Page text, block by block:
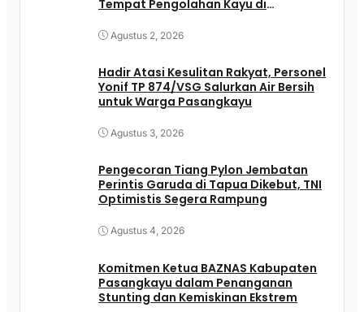
Tempat Pengolahan Kayu di
Agustus 2, 2026
Hadir Atasi Kesulitan Rakyat, Personel
Yonif TP 874/VSG Salurkan Air Bersih
untuk Warga Pasangkayu
Agustus 3, 2026
Pengecoran Tiang Pylon Jembatan
Perintis Garuda di Tapua Dikebut, TNI
Optimistis Segera Rampung
Agustus 4, 2026
Komitmen Ketua BAZNAS Kabupaten
Pasangkayu dalam Penanganan
Stunting dan Kemiskinan Ekstrem